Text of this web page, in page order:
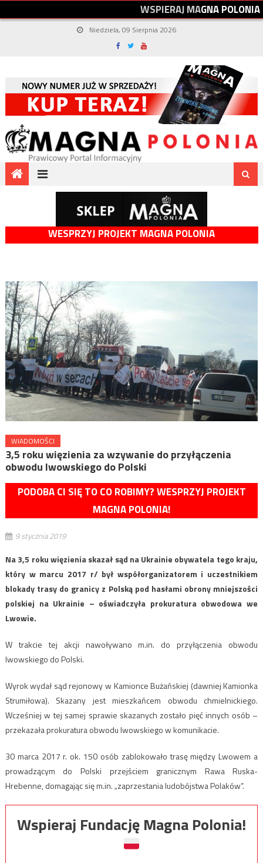
WSPIERAJMAGNAPOLONIA
Niedziela, 09 Sierpnia 2026
WESPRZYJ PROJEKT MAGNA POLONIA
WIADOMOŚCI
3,5 roku więzienia za wzywanie do przyłączenia
obwodu lwowskiego do Polski
PODOBA CI SIĘ TO CO ROBIMY? WESPRZYJ PROJEKT
MAGNA POLONIA!
9 stycznia 2019
Na 3,5 roku więzienia skazał sąd na Ukrainie obywatela tego kraju,
który w marcu 2017 r/ był współorganizatorem i uczestnikiem
blokady trasy do granicy z Polską pod hasłami obrony mniejszości
polskiej na Ukrainie – oświadczyła prokuratura obwodowa we
Lwowie.
W trakcie tej akcji nawoływano m.in. do przyłączenia obwodu
lwowskiego do Polski.
Wyrok wydał sąd rejonowy w Kamionce Bużańskiej (dawniej Kamionka
Strumiłowa). Skazany jest mieszkańcem obwodu chmielnickiego.
Wcześniej w tej samej sprawie skazanych zostało pięć innych osób –
przekazała prokuratura obwodu lwowskiego w komunikacie.
30 marca 2017 r. ok. 150 osób zablokowało trasę między Lwowem a
prowadzącym do Polski przejściem granicznym Rawa Ruska-
Hrebenne, domagając się m.in. „zaprzestania ludobójstwa Polaków”.
Wspieraj Fundację Magna Polonia!